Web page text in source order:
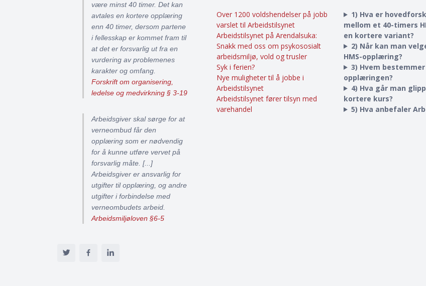
være minst 40 timer. Det kan
avtales en kortere opplæring
enn 40 timer, dersom partene
i fellesskap er kommet fram til
at det er forsvarlig ut fra en
vurdering av problemenes
karakter og omfang.
Forskrift om organisering,
ledelse og medvirkning § 3-19
Arbeidsgiver skal sørge for at
verneombud får den
opplæring som er nødvendig
for å kunne utføre vervet på
forsvarlig måte. [...]
Arbeidsgiver er ansvarlig for
utgifter til opplæring, og andre
utgifter i forbindelse med
verneombudets arbeid.
Arbeidsmiljøloven §6-5
Over 1200 voldshendelser på jobb
varslet til Arbeidstilsynet
Arbeidstilsynet på Arendalsuka:
Snakk med oss om psykososialt
arbeidsmiljø, vold og trusler
Syk i ferien?
Nye muligheter til å jobbe i
Arbeidstilsynet
Arbeidstilsynet fører tilsyn med
varehandel
1) Hva er
mellom et 40-timers
en kortere variant?
2) Når kan man
HMS-opplæring?
3) Hvem
opplæringen?
4) Hva går man
kortere kurs?
5) Hva anbefaler